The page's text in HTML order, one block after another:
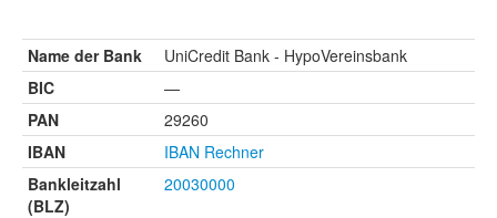
Name der Bank
UniCredit Bank - HypoVereinsbank
BIC
—
PAN
29260
IBAN
IBAN Rechner
Bankleitzahl
(BLZ)
20030000